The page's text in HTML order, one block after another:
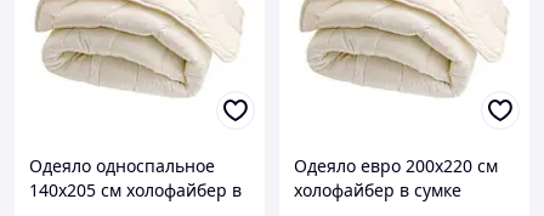
Одеяло односпальное
140х205 см холофайбер в
Одеяло евро 200х220 см
холофайбер в сумке